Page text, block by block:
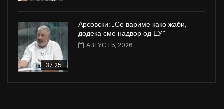
37:25
Арсовски: „Се вариме како жаби,
додека сме надвор од ЕУ“
АВГУСТ 5, 2026